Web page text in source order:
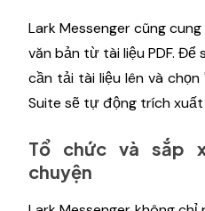
Lark Messenger cũng
văn bản từ tài liệu PDF. Để
cần tải tài liệu lên và chọn
Suite sẽ tự động trích
Tổ chức và sắp
chuyện